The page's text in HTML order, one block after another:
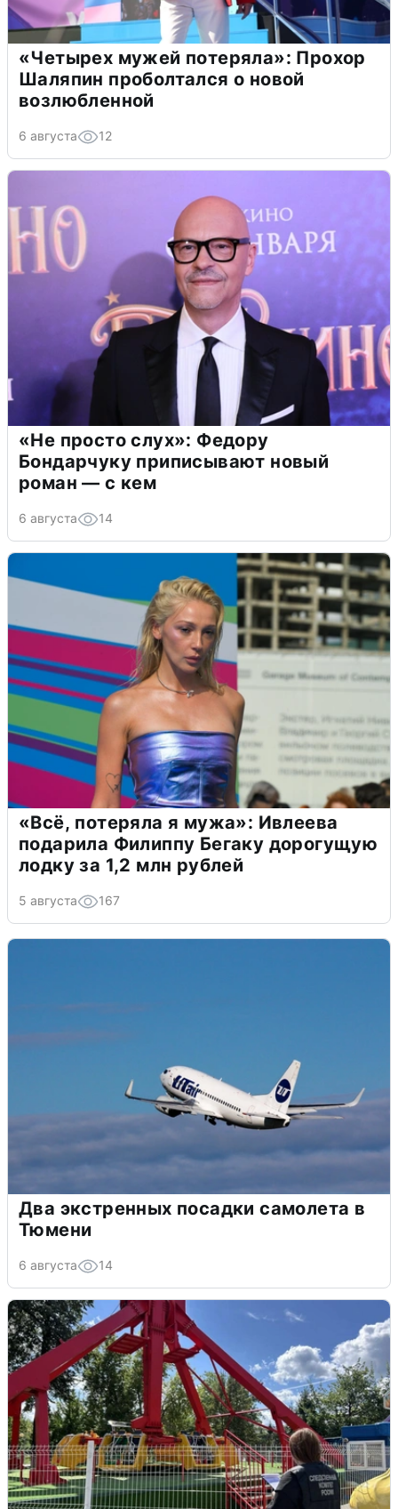
«Четырех мужей потеряла»: Прохор
Шаляпин проболтался о новой
возлюбленной
6 августа 12
«Не просто слух»: Федору
Бондарчуку приписывают новый
роман — с кем
6 августа 14
«Всё, потеряла я мужа»: Ивлеева
подарила Филиппу Бегаку дорогущую
лодку за 1,2 млн рублей
5 августа 167
Два экстренных посадки самолета в
Тюмени
6 августа 14